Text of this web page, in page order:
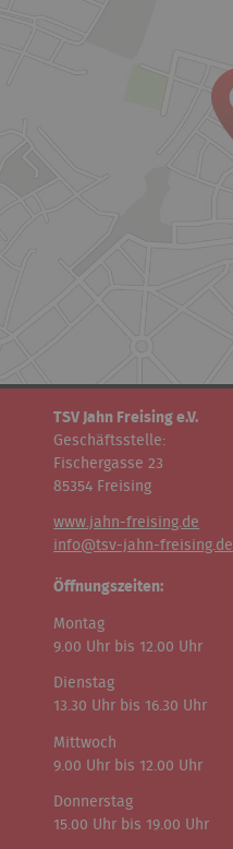
TSV Jahn Freising e.V.
Geschäftsstelle:
Fischergasse 23
85354 Freising
www.jahn-freising.de
info@tsv-jahn-freising.de
Öffnungszeiten:
Montag
9.00 Uhr bis 12.00 Uhr
Dienstag
13.30 Uhr bis 16.30 Uhr
Mittwoch
9.00 Uhr bis 12.00 Uhr
Donnerstag
15.00 Uhr bis 19.00 Uhr